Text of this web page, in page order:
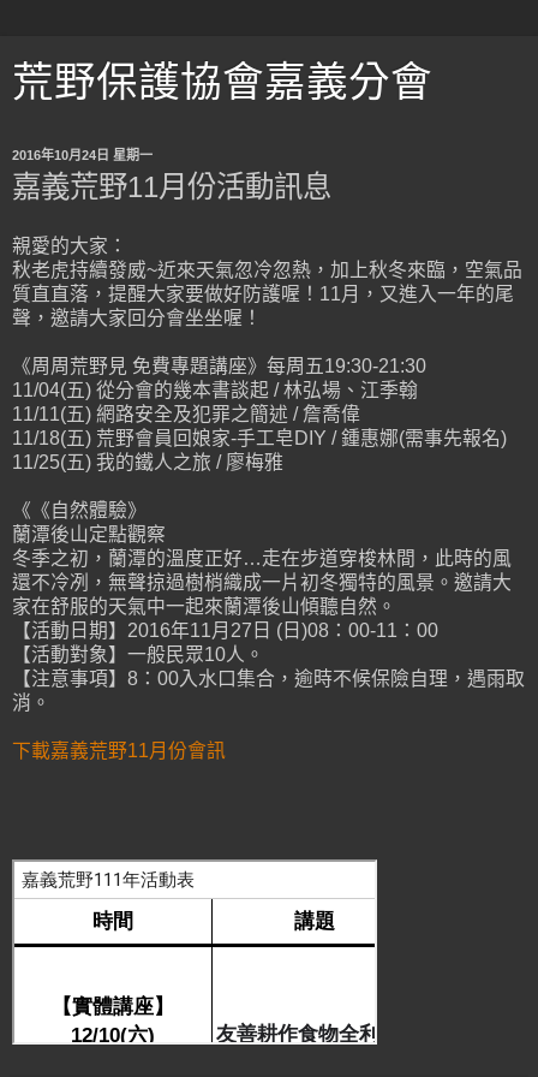
荒野保護協會嘉義分會
2016年10月24日 星期一
嘉義荒野11月份活動訊息
親愛的大家：
秋老虎持續發威~近來天氣忽冷忽熱，加上秋冬來臨，空氣品
質直直落，提醒大家要做好防護喔！11月，又進入一年的尾
聲，邀請大家回分會坐坐喔！
《周周荒野見 免費專題講座》每周五19:30-21:30
11/04(五) 從分會的幾本書談起 / 林弘場、江季翰
11/11(五) 網路安全及犯罪之簡述 / 詹喬偉
11/18(五) 荒野會員回娘家-手工皂DIY / 鍾惠娜(需事先報名)
11/25(五) 我的鐵人之旅 / 廖梅雅
《《自然體驗》
蘭潭後山定點觀察
冬季之初，蘭潭的溫度正好…走在步道穿梭林間，此時的風
還不冷冽，無聲掠過樹梢織成一片初冬獨特的風景。邀請大
家在舒服的天氣中一起來蘭潭後山傾聽自然。
【活動日期】2016年11月27日 (日)08：00-11：00
【活動對象】一般民眾10人。
【注意事項】8：00入水口集合，逾時不候保險自理，遇雨取
消。
下載嘉義荒野11月份會訊